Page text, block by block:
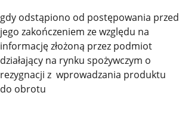
gdy odstąpiono od postępowania przed
jego zakończeniem ze względu na
informację złożoną przez podmiot
działający na rynku spożywczym o
rezygnacji z wprowadzania produktu
do obrotu